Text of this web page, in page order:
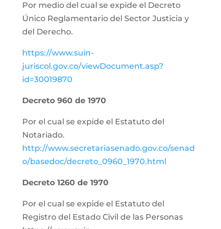
Por medio del cual se expide el Decreto
Único Reglamentario del Sector Justicia y
del Derecho.
https://www.suin-
juriscol.gov.co/viewDocument.asp?
id=30019870
Decreto 960 de 1970
Por el cual se expide el Estatuto del
Notariado.
http://www.secretariasenado.gov.co/senad
o/basedoc/decreto_0960_1970.html
Decreto 1260 de 1970
Por el cual se expide el Estatuto del
Registro del Estado Civil de las Personas